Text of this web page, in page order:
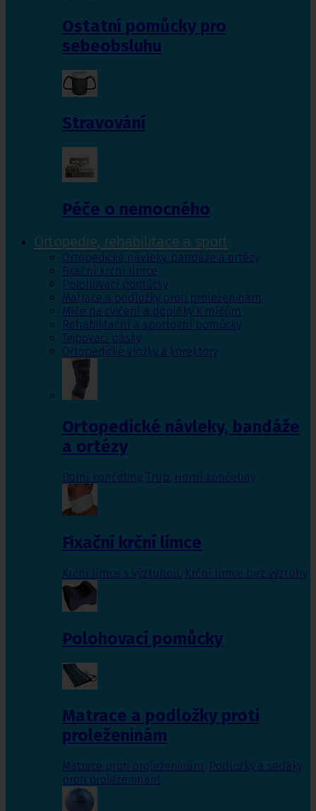
Ostatní pomůcky pro
sebeobsluhu
Stravování
Péče o nemocného
Ortopedie, rehabilitace a sport
Ortopedické návleky, bandáže a ortézy
Fixační krční límce
Polohovací pomůcky
Matrace a podložky proti proleženinám
Míče na cvičení a doplňky k míčům
Rehabilitační a sportovní pomůcky
Tejpovací pásky
Ortopedické vložky a korektory
Ortopedické návleky, bandáže
a ortézy
Dolní končetiny, Trup, Horní končetiny
Fixační krční límce
Krční límce s výztuhou Krční límce bez výztuhy
Polohovací pomůcky
Matrace a podložky proti
proleženinám
Matrace proti proleženinám, Podložky a sedáky
proti proleženinám